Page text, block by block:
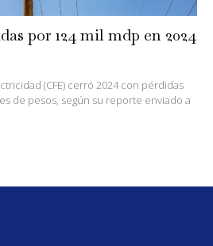
por 124 mil mdp en 2024
(CFE) cerró 2024 con pérdidas
de pesos, según su reporte enviado a